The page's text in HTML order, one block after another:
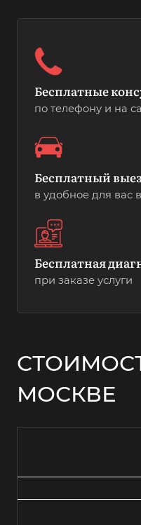
Бесплатные
по телефону и на
Бесплатный
в удобное для вас
Бесплатная
при заказе услуги
МОСКВЕ